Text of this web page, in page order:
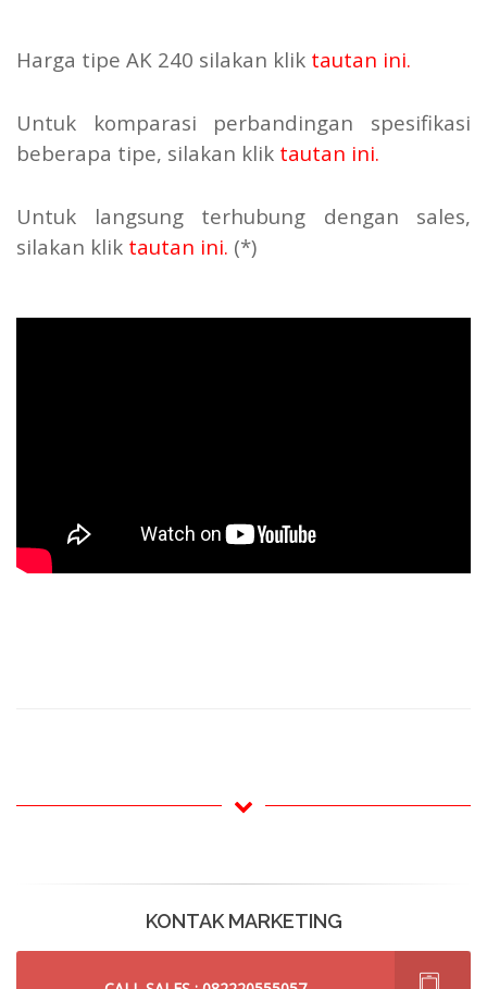
Harga tipe AK 240 silakan klik tautan ini.
Untuk komparasi perbandingan spesifikasi
beberapa tipe, silakan klik tautan ini.
Untuk langsung terhubung dengan sales,
silakan klik tautan ini. (*)
KONTAK MARKETING